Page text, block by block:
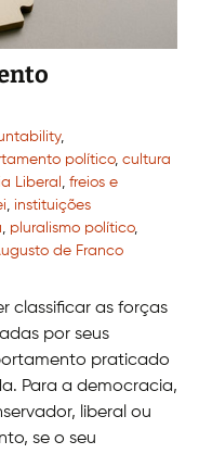
,
político, cultura
Liberal
freios e
instituições
pluralismo político,
de Franco
classificar as forças
por seus
praticado
Para a democracia,
liberal ou
se o seu